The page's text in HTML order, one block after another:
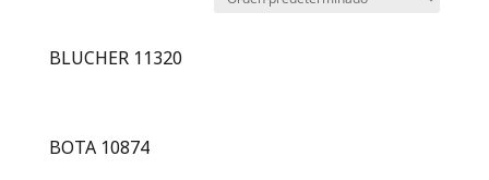
BLUCHER 11320
BOTA 10874